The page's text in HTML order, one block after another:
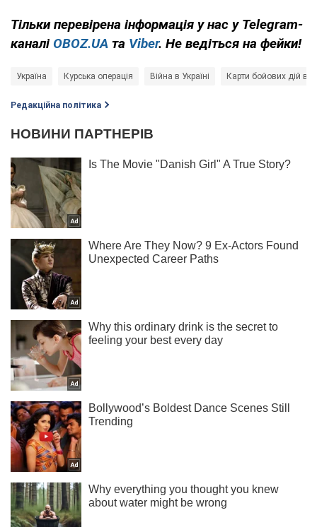
Тільки перевірена інформація у нас у Telegram-
каналі OBOZ.UA та Viber. Не ведіться на фейки!
Україна Курська операція Війна в Україні Карти бойових дій в
Редакційна політика